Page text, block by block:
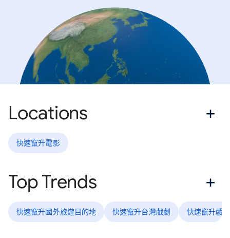
Locations
快速竄升電影
Top Trends
快速竄升國外旅遊目的地 快速竄升台灣戲劇 快速竄升戲